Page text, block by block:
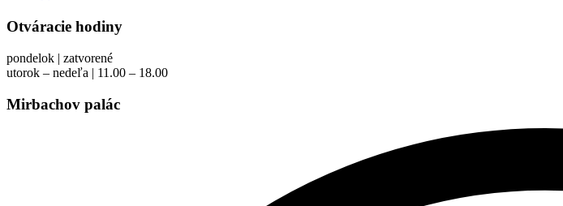
Otváracie hodiny
pondelok | zatvorené
utorok – nedeľa | 11.00 – 18.00
Mirbachov palác